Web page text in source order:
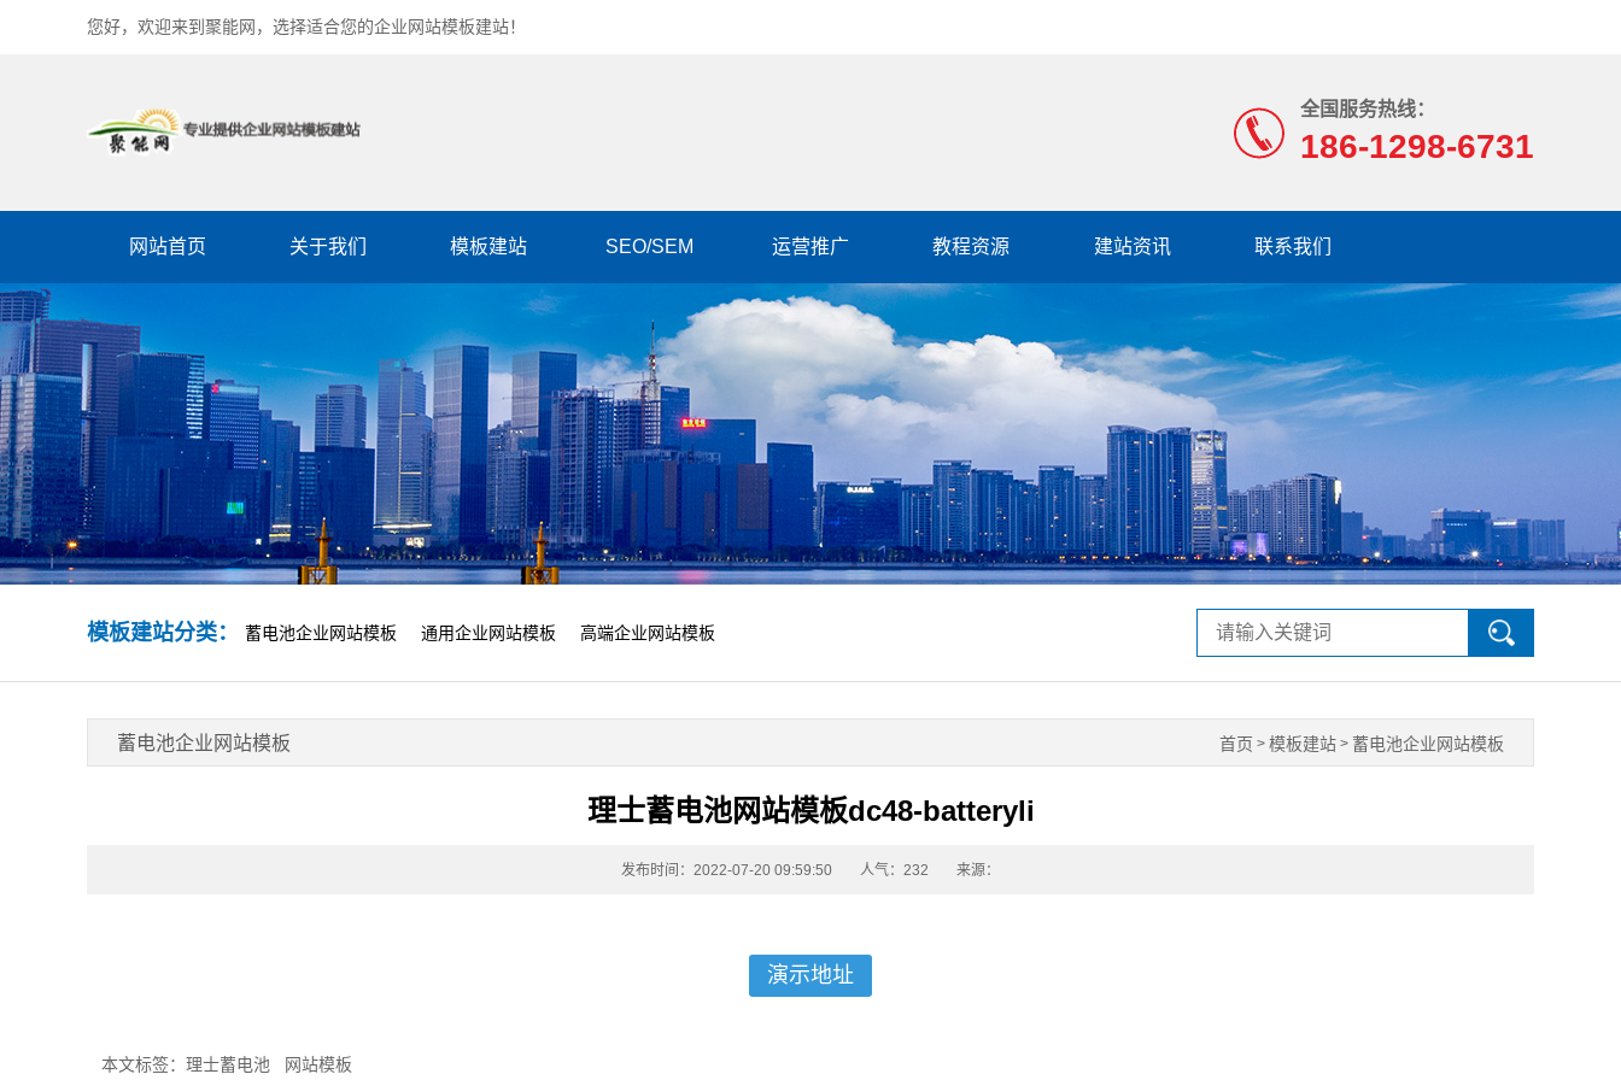
您好，欢迎来到聚能网，选择适合您的企业网站模板建站！
全国服务热线：
186-1298-6731
网站首页 关于我们 模板建站 SEO/SEM 运营推广 教程资源 建站资讯 联系我们
模板建站分类： 蓄电池企业网站模板 通用企业网站模板 高端企业网站模板
蓄电池企业网站模板 首页 > 模板建站 > 蓄电池企业网站模板
理士蓄电池网站模板dc48-batteryli
发布时间：2022-07-20 09:59:50 人气： 232 来源：
演示地址
本文标签： 理士蓄电池 网站模板